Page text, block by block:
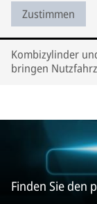
Zustimmen
Kombizylinder
bringen
Finden Sie den